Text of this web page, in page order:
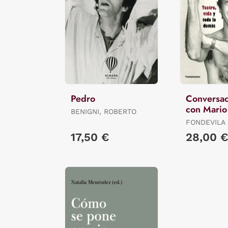
Pedro
BENIGNI, ROBERTO
17,50 €
con
BOZZO,
28,00 €